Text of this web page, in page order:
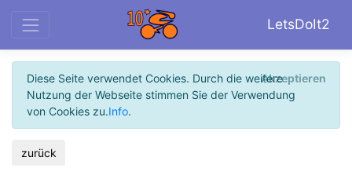
LetsDoIt2
Diese Seite verwendet Cookies. Durch die weitere
Nutzung der Webseite stimmen Sie der Verwendung
von Cookies zu.Info.
Akzeptieren
zurück